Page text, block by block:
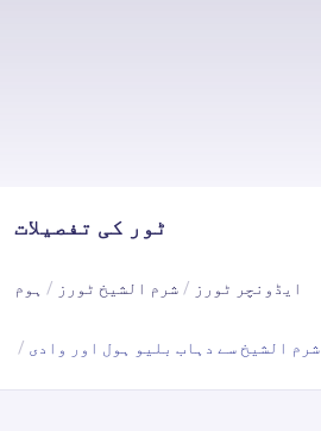
ٹور کی تفصیلات
ہوم شرم الشیخ ٹورز ایڈونچر ٹورز
شرم الشیخ سے دہاب بلیو ہول اور وادی